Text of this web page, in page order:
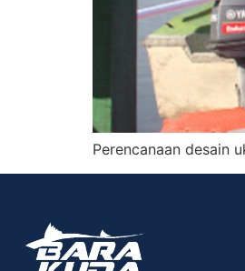
Perencanaan desain